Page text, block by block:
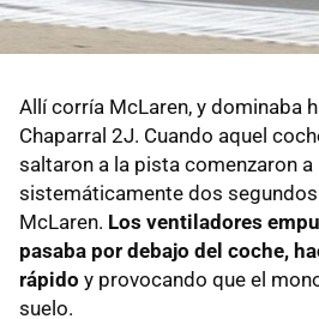
Allí corría McLaren, y dominaba
Chaparral 2J. Cuando aquel
saltaron a la pista comenzaron a
sistemáticamente dos
McLaren. Los ventiladores
pasaba por debajo del coche,
rápido y provocando que el
suelo.